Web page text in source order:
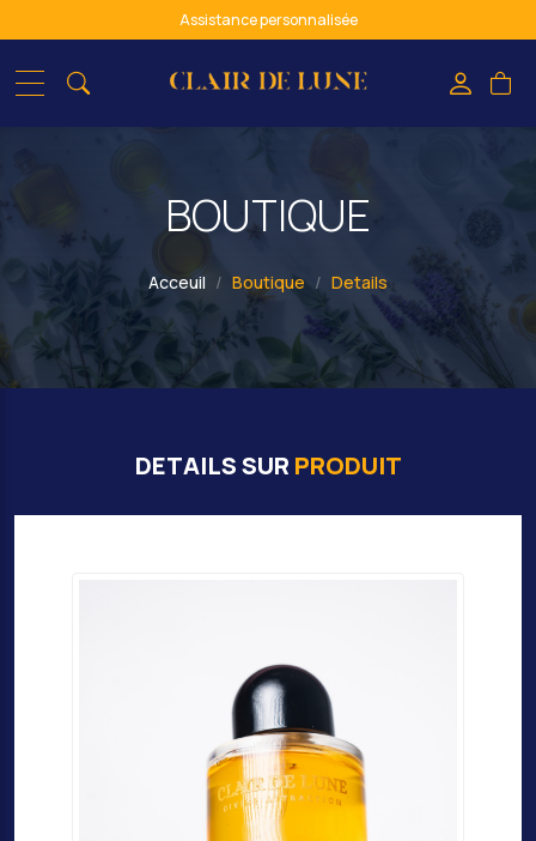
Assistance personnalisée
spiritualité & bien-être : de l'ombre à la lumière
BOUTIQUE
Acceuil Boutique Details
DETAILS SUR PRODUIT